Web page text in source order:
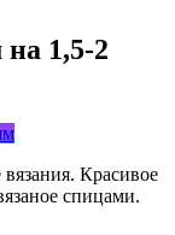
на 1,5-2
Красивое
спицами.